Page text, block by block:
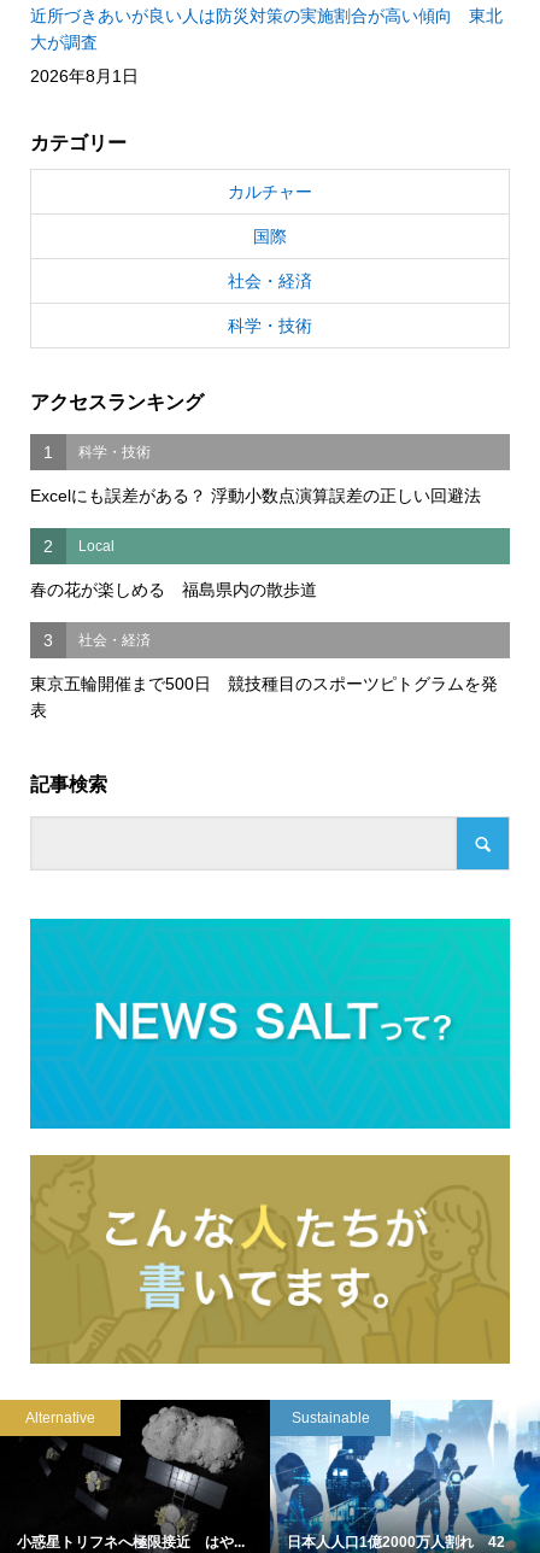
近所づきあいが良い人は防災対策の実施割合が高い傾向 東北
大が調査
2026年8月1日
カテゴリー
カルチャー
国際
社会・経済
科学・技術
アクセスランキング
1 科学・技術
Excelにも誤差がある？ 浮動小数点演算誤差の正しい回避法
2 Local
春の花が楽しめる 福島県内の散歩道
3 社会・経済
東京五輪開催まで500日 競技種目のスポーツピトグラムを発
表
記事検索
Alternative
小惑星トリフネへ極限接近 はや...
Sustainable
日本人人口1億2000万人割れ 42